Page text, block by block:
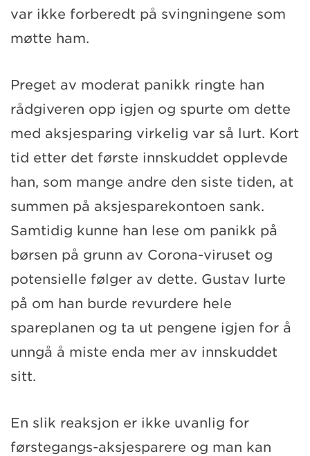
var ikke forberedt på svingningene som
møtte ham.
Preget av moderat panikk ringte han
rådgiveren opp igjen og spurte om dette
med aksjesparing virkelig var så lurt. Kort
tid etter det første innskuddet opplevde
han, som mange andre den siste tiden, at
summen på aksjesparekontoen sank.
Samtidig kunne han lese om panikk på
børsen på grunn av Corona-viruset og
potensielle følger av dette. Gustav lurte
på om han burde revurdere hele
spareplanen og ta ut pengene igjen for å
unngå å miste enda mer av innskuddet
sitt.
En slik reaksjon er ikke uvanlig for
førstegangs-aksjesparere og man kan